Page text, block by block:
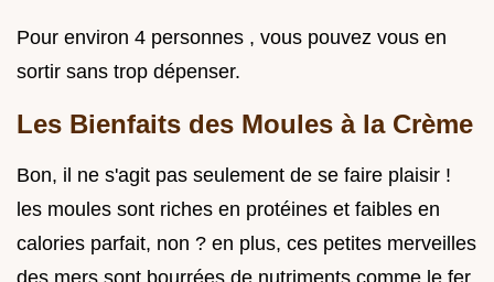
Pour environ 4 personnes , vous pouvez vous en
sortir sans trop dépenser.
Les Bienfaits des Moules à la Crème
Bon, il ne s'agit pas seulement de se faire plaisir !
les moules sont riches en protéines et faibles en
calories parfait, non ? en plus, ces petites merveilles